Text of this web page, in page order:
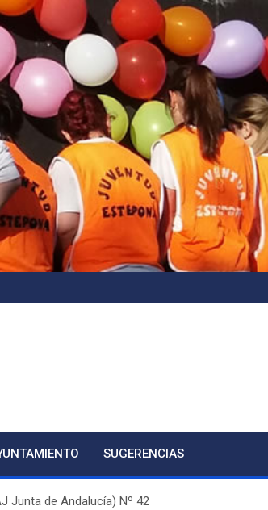
SUGERENCIAS
Junta de Andalucía) Nº 42